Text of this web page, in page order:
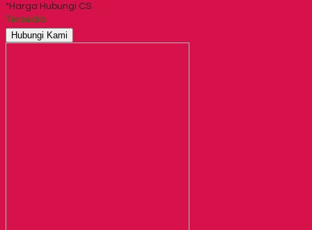
*Harga Hubungi CS
Tersedia
Hubungi Kami